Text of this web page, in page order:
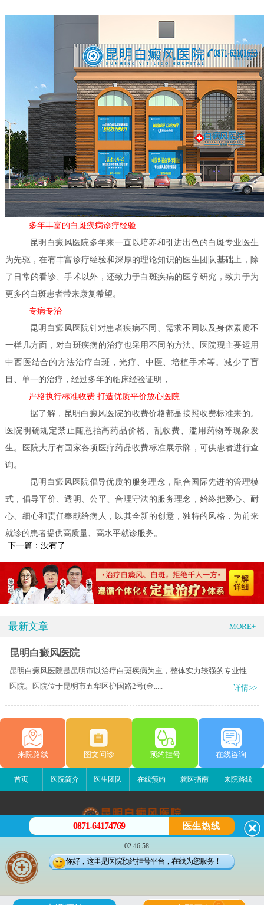
多年丰富的白斑疾病诊疗经验
昆明白癜风医院多年来一直以培养和引进出色的白斑专业医生
为先驱，在有丰富诊疗经验和深厚的理论知识的医生团队基础上，除
了日常的看诊、手术以外，还致力于白斑疾病的医学研究，致力于为
更多的白斑患者带来康复希望。
专病专治
昆明白癜风医院针对患者疾病不同、需求不同以及身体素质不
一样几方面，对白斑疾病的治疗也采用不同的方法。医院现主要运用
中西医结合的方法治疗白斑，光疗、中医、培植手术等。减少了盲
目、单一的治疗，经过多年的临床经验证明，
严格执行标准收费 打造优质平价放心医院
据了解，昆明白癜风医院的收费价格都是按照收费标准来的。
医院明确规定禁止随意抬高药品价格、乱收费、滥用药物等现象发
生。医院大厅有国家各项医疗药品收费标准展示牌，可供患者进行查
询。
昆明白癜风医院倡导优质的服务理念，融合国际先进的管理模
式，倡导平价、透明、公平、合理守法的服务理念，始终把爱心、耐
心、细心和责任奉献给病人，以其全新的创意，独特的风格，为前来
就诊的患者提供高质量、高水平就诊服务。
下一篇：没有了
最新文章 MORE+
昆明白癜风医院
昆明白癜风医院是昆明市以治疗白斑疾病为主，整体实力较强的专业性
医院。医院位于昆明市五华区护国路2号(金.....
详情>>
来院路线 图文问诊 预约挂号 在线咨询
首页 医院简介 医生团队 在线预约 就医指南 来院路线
昆明白癜风医院
昆明市五华区护国路2号
版权所有：昆明白癜风医院
滇公安备 53010202000563号
0871-64174769 医生热线
02:46:58
你好，这里是医院预约挂号平台，在线为您服务！